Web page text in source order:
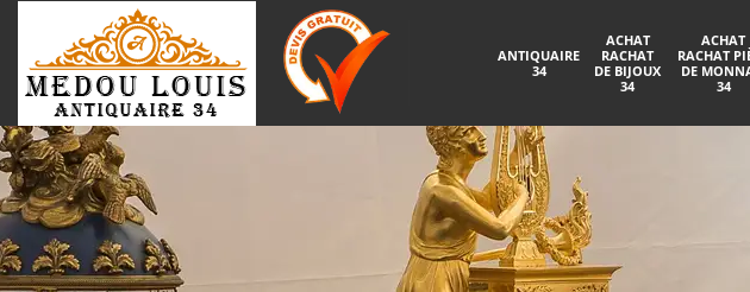
ANTIQUAIRE
34
ACHAT
RACHAT
DE BIJOUX
34
ACHAT
RACHAT
DE
34